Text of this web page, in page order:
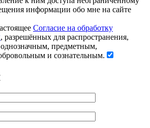
информации обо мне на сайте
Согласие на обработку
, разрешённых для распространения,
предметным,
и сознательным.